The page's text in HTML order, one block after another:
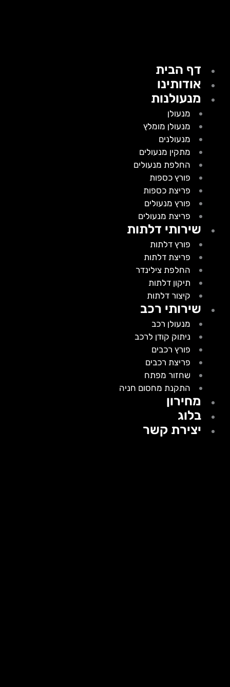
דף הבית
אודותינו
מנעולנות
מנעולן
מנעולן מומלץ
מנעולנים
מתקין מנעולים
החלפת מנעולים
פורץ כספות
פריצת כספות
פורץ מנעולים
פריצת מנעולים
שירותי דלתות
פורץ דלתות
פריצת דלתות
החלפת צילינדר
תיקון דלתות
קיצור דלתות
שירותי רכב
מנעולן רכב
ניתוק קודן לרכב
פורץ רכבים
פריצת רכבים
שחזור מפתח
התקנת מחסום חניה
מחירון
בלוג
יצירת קשר